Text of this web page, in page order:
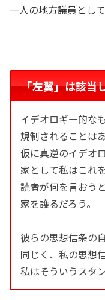
一人の地方議員とし
「左翼」は該当
イデオロギー的な
規制されることは
仮に真逆のイデオ
家として私はこれ
読者が何を言おう
家を護るだろう。
彼らの思想信条の
同じく、私の思想
私はそういうスタ